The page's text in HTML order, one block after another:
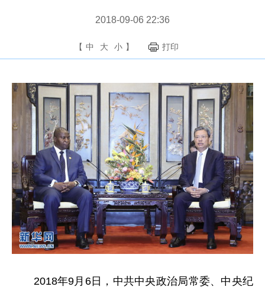
2018-09-06 22:36
【 中 大 小 】 打印
2018年9月6日，中共中央政治局常委、中央纪